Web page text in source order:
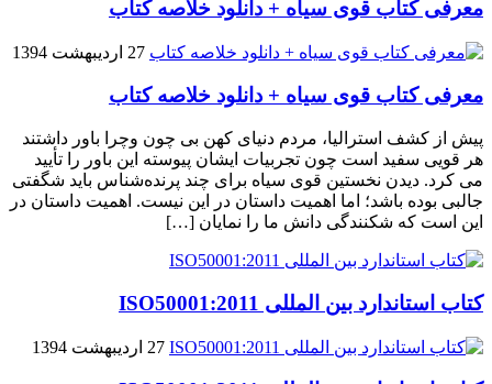
معرفی کتاب قوی سیاه + دانلود خلاصه کتاب
27 اردیبهشت 1394
معرفی کتاب قوی سیاه + دانلود خلاصه کتاب
پیش از کشف استرالیا، مردم دنیاى کهن بی چون وچرا باور داشتند
هر قویى سفید است چون تجربیات ایشان پیوسته این باور را تأیید
می کرد. دیدن نخستین قوى سیاه براى چند پرنده‌شناس باید شگفتى
جالبى بوده باشد؛ اما اهمیت داستان در این نیست. اهمیت داستان در
این است که شکنندگى دانش ما را نمایان […]
کتاب استاندارد بین المللی ISO50001:2011
27 اردیبهشت 1394